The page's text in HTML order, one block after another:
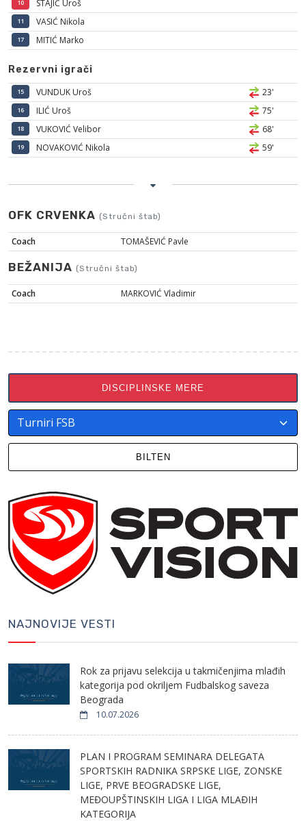
10 STAJIĆ Uroš
11 VASIĆ Nikola
17 MITIĆ Marko
Rezervni igrači
15 VUNDUK Uroš 23'
16 ILIĆ Uroš 75'
18 VUKOVIĆ Velibor 68'
19 NOVAKOVIĆ Nikola 59'
OFK CRVENKA (Stručni štab)
Coach TOMAŠEVIĆ Pavle
BEŽANIJA (Stručni štab)
Coach MARKOVIĆ Vladimir
DISCIPLINSKE MERE
BILTEN
NAJNOVIJE VESTI
Rok za prijavu selekcija u takmičenjima mlađih
kategorija pod okriljem Fudbalskog saveza
Beograda
10.07.2026
PLAN I PROGRAM SEMINARA DELEGATA
SPORTSKIH RADNIKA SRPSKE LIGE, ZONSKE
LIGE, PRVE BEOGRADSKE LIGE,
MEĐOUPŠTINSKIH LIGA I LIGA MLAĐIH
KATEGORIJA